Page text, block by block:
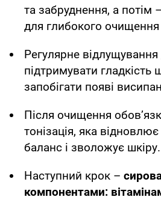
та забруднення, а потім
для глибокого
Регулярне
підтримувати гладкість
запобігати появі
Після очищення
тонізація, яка
баланс і зволожує шкіру.
Наступний крок –
компонентами: